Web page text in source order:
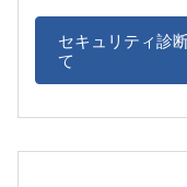
セキュリティ診
て